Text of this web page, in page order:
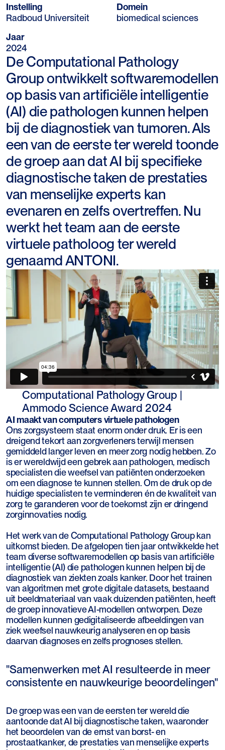
Instelling
Radboud Universiteit
Domein
biomedical sciences
Jaar
2024
De Computational Pathology
Group ontwikkelt softwaremodellen
op basis van artificiële intelligentie
(AI) die pathologen kunnen helpen
bij de diagnostiek van tumoren. Als
een van de eerste ter wereld toonde
de groep aan dat AI bij specifieke
diagnostische taken de prestaties
van menselijke experts kan
evenaren en zelfs overtreffen. Nu
werkt het team aan de eerste
virtuele patholoog ter wereld
genaamd ANTONI.
Computational Pathology Group |
Ammodo Science Award 2024
AI maakt van computers virtuele pathologen
Ons zorgsysteem staat enorm onder druk. Er is een
dreigend tekort aan zorgverleners terwijl mensen
gemiddeld langer leven en meer zorg nodig hebben. Zo
is er wereldwijd een gebrek aan pathologen, medisch
specialisten die weefsel van patiënten onderzoeken
om een diagnose te kunnen stellen. Om de druk op de
huidige specialisten te verminderen én de kwaliteit van
zorg te garanderen voor de toekomst zijn er dringend
zorginnovaties nodig.
Het werk van de Computational Pathology Group kan
uitkomst bieden. De afgelopen tien jaar ontwikkelde het
team diverse softwaremodellen op basis van artificiële
intelligentie (AI) die pathologen kunnen helpen bij de
diagnostiek van ziekten zoals kanker. Door het trainen
van algoritmen met grote digitale datasets, bestaand
uit beeldmateriaal van vaak duizenden patiënten, heeft
de groep innovatieve AI-modellen ontworpen. Deze
modellen kunnen gedigitaliseerde afbeeldingen van
ziek weefsel nauwkeurig analyseren en op basis
daarvan diagnoses en zelfs prognoses stellen.
"Samenwerken met AI resulteerde in meer
consistente en nauwkeurige beoordelingen"
De groep was een van de eersten ter wereld die
aantoonde dat AI bij diagnostische taken, waaronder
het beoordelen van de ernst van borst- en
prostaatkanker, de prestaties van menselijke experts